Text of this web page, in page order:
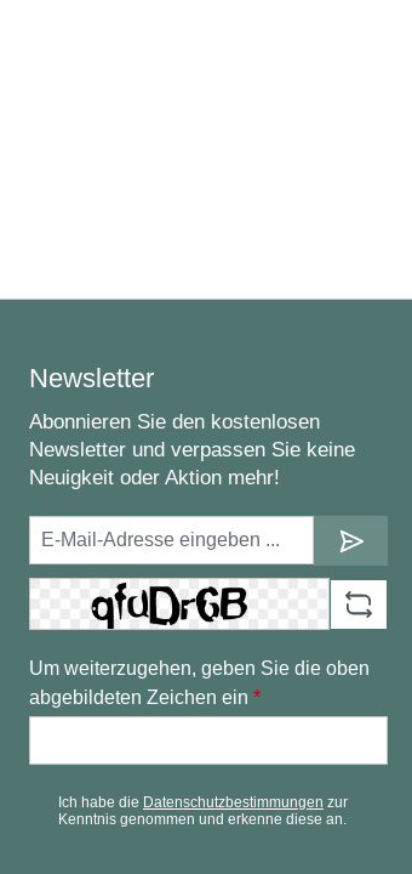
Newsletter
Abonnieren Sie den kostenlosen
Newsletter und verpassen Sie keine
Neuigkeit oder Aktion mehr!
Um weiterzugehen, geben Sie die oben
abgebildeten Zeichen ein *
Ich habe die Datenschutzbestimmungen zur
Kenntnis genommen und erkenne diese an.